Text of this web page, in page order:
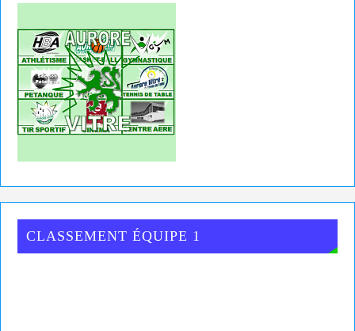
CLASSEMENT ÉQUIPE 1